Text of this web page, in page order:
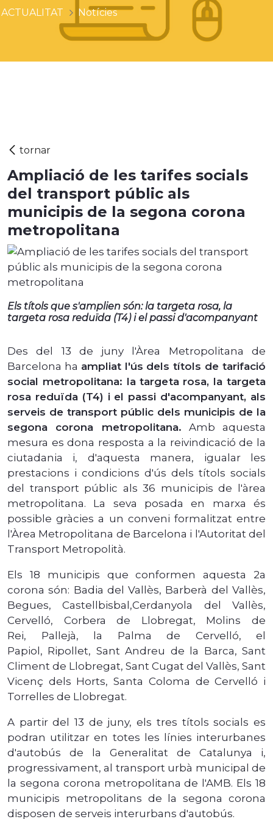
ACTUALITAT Notícies
Ampliació de les tarifes socials
del transport públic als
municipis de la segona corona
metropolitana
Els títols que s'amplien són: la targeta rosa, la
targeta rosa reduïda (T4) i el passi d'acompanyant
Des del 13 de juny l'Àrea Metropolitana de
Barcelona ha ampliat l'ús dels títols de tarifació
social metropolitana: la targeta rosa, la targeta
rosa reduïda (T4) i el passi d'acompanyant, als
serveis de transport públic dels municipis de la
segona corona metropolitana. Amb aquesta
mesura es dona resposta a la reivindicació de la
ciutadania i, d'aquesta manera, igualar les
prestacions i condicions d'ús dels títols socials
del transport públic als 36 municipis de l'àrea
metropolitana. La seva posada en marxa és
possible gràcies a un conveni formalitzat entre
l'Àrea Metropolitana de Barcelona i l'Autoritat del
Transport Metropolità.
Els 18 municipis que conformen aquesta 2a
corona són: Badia del Vallès, Barberà del Vallès,
Begues, Castellbisbal,Cerdanyola del Vallès,
Cervelló, Corbera de Llobregat, Molins de
Rei, Pallejà, la Palma de Cervelló, el
Papiol, Ripollet, Sant Andreu de la Barca, Sant
Climent de Llobregat, Sant Cugat del Vallès, Sant
Vicenç dels Horts, Santa Coloma de Cervelló i
Torrelles de Llobregat.
A partir del 13 de juny, els tres títols socials es
podran utilitzar en totes les línies interurbanes
d'autobús de la Generalitat de Catalunya i,
progressivament, al transport urbà municipal de
la segona corona metropolitana de l'AMB. Els 18
municipis metropolitans de la segona corona
disposen de serveis interurbans d'autobús.